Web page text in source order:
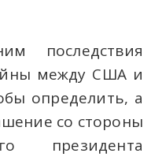
последствия
между США и
определить, а
со стороны
президента